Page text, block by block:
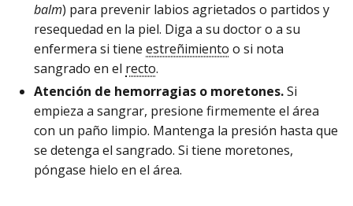
balm) para prevenir labios agrietados o partidos y
resequedad en la piel. Diga a su doctor o a su
enfermera si tiene estreñimiento o si nota
sangrado en el recto.
Atención de hemorragias o moretones.Si
empieza a sangrar, presione firmemente el área
con un paño limpio. Mantenga la presión hasta que
se detenga el sangrado. Si tiene moretones,
póngase hielo en el área.